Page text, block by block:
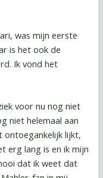
was mijn eerste
is het ook de
Ik vond het
voor nu nog niet
niet helemaal aan
ontoegankelijk lijkt,
erg lang is en ik mijn
dat ik weet dat